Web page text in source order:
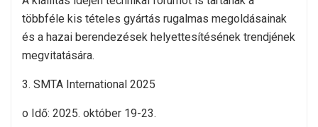
többféle kis tételes gyártás rugalmas megoldásainak
és a hazai berendezések helyettesítésének trendjének
megvitatására.
3. SMTA International 2025
o Idő: 2025. október 19-23.